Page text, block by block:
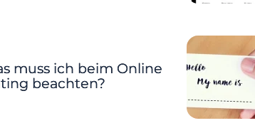
muss ich beim Online
beachten?